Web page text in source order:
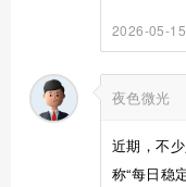
2026-05-15
夜色微光
近期，不
称“每日稳